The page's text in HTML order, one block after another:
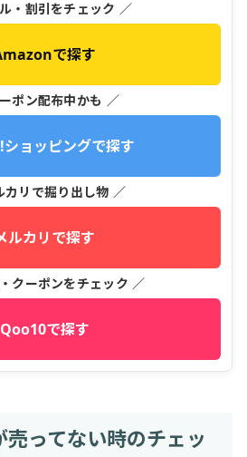
・割引をチェック ／
で探す
ポン配布中かも ／
ョッピングで探す
カリで掘り出し物 ／
ルカリで探す
クーポンをチェック ／
Qoo10で探す
ってない時のチェッ